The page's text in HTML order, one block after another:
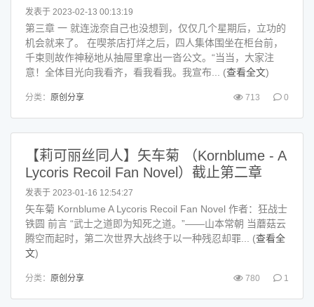
发表于 2023-02-13 00:13:19
第三章 一 就连泷奈自己也没想到，仅仅几个星期后，立功的
机会就来了。 在喫茶店打烊之后，四人集体围坐在柜台前，
千束则故作神秘地从抽屉里拿出一沓公文。“当当，大家注
意！全体目光向我看齐，看我看我。我宣布... (查看全文)
分类： 原创分享 713 0
【莉可丽丝同人】矢车菊 （Kornblume - A
Lycoris Recoil Fan Novel）截止第二章
发表于 2023-01-16 12:54:27
矢车菊 Kornblume A Lycoris Recoil Fan Novel 作者：狂战士
铁圆 前言 “武士之道即为知死之道。”——山本常朝 当蘑菇云
腾空而起时，第二次世界大战终于以一种残忍却罪... (查看全
文)
分类： 原创分享 780 1